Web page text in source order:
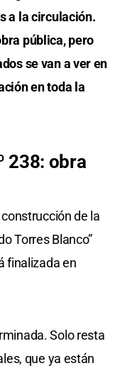
a la circulación.
pública, pero
se van a ver en
en toda la
238: obra
de la
Torres Blanco”
finalizada en
Solo resta
que ya están